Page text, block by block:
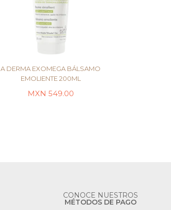
A DERMA EXOMEGA BÁLSAMO
EMOLIENTE 200ML
549.00
CONOCE NUESTROS
MÉTODOS DE PAGO